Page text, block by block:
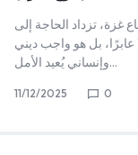
غزة، تزداد الحاجة إلى
عابرًا، بل هو واجب ديني
وإنساني يُعيد الأمل…
11/12/2025 0